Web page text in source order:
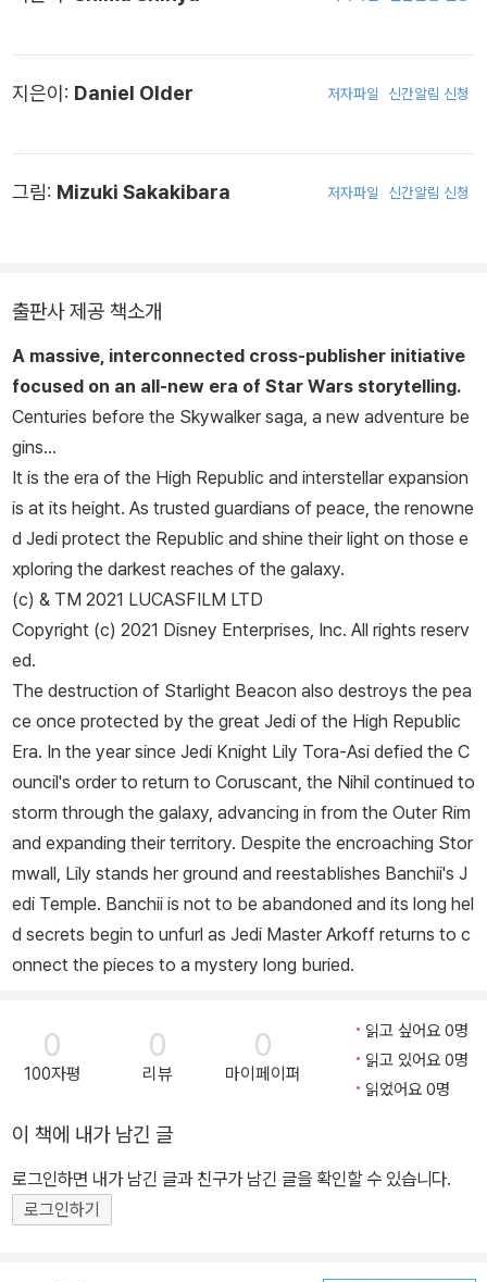
지은이: Daniel Older 저자파일 신간알림 신청
그림: Mizuki Sakakibara 저자파일 신간알림 신청
출판사 제공 책소개
A massive, interconnected cross-publisher initiative
focused on an all-new era of Star Wars storytelling.
Centuries before the Skywalker saga, a new adventure be
gins...
It is the era of the High Republic and interstellar expansion
is at its height. As trusted guardians of peace, the renowne
d Jedi protect the Republic and shine their light on those e
xploring the darkest reaches of the galaxy.
(c) & TM 2021 LUCASFILM LTD
Copyright (c) 2021 Disney Enterprises, Inc. All rights reserv
ed.
The destruction of Starlight Beacon also destroys the pea
ce once protected by the great Jedi of the High Republic
Era. In the year since Jedi Knight Lily Tora-Asi defied the C
ouncil's order to return to Coruscant, the Nihil continued to
storm through the galaxy, advancing in from the Outer Rim
and expanding their territory. Despite the encroaching Stor
mwall, Lily stands her ground and reestablishes Banchii's J
edi Temple. Banchii is not to be abandoned and its long hel
d secrets begin to unfurl as Jedi Master Arkoff returns to c
onnect the pieces to a mystery long buried.
0
100자평
0
리뷰
0
마이페이퍼
읽고 싶어요 0명
읽고 있어요 0명
읽었어요 0명
이 책에 내가 남긴 글
로그인하면 내가 남긴 글과 친구가 남긴 글을 확인할 수 있습니다.
로그인하기